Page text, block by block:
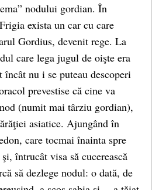
nodului gordian. În
exista un car cu care
Gordius, devenit rege. La
care lega jugul de oişte era
încât nu i se puteau descoperi
prevestise că cine va
(numit mai târziu gordian),
asiatice. Ajungând în
care tocmai înainta spre
întrucât visa să cucerească
să dezlege nodul: o dată, de